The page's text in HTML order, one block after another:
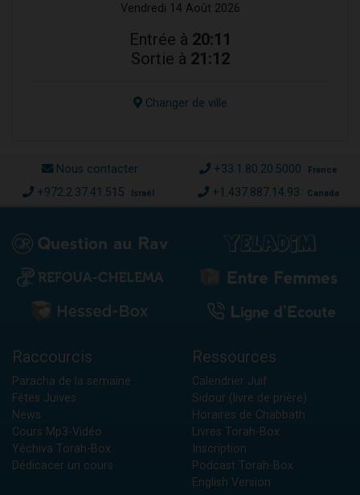
Vendredi 14 Août 2026
Entrée à 20:11
Sortie à 21:12
Changer de ville
Nous contacter +33.1.80.20.5000 France
+972.2.37.41.515 Israël +1.437.887.14.93 Canada
Raccourcis
Paracha de la semaine
Fêtes Juives
News
Cours Mp3-Vidéo
Yéchiva Torah-Box
Dédicacer un cours
Ressources
Calendrier Juif
Sidour (livre de prière)
Horaires de Chabbath
Livres Torah-Box
Inscription
Podcast Torah-Box
English Version